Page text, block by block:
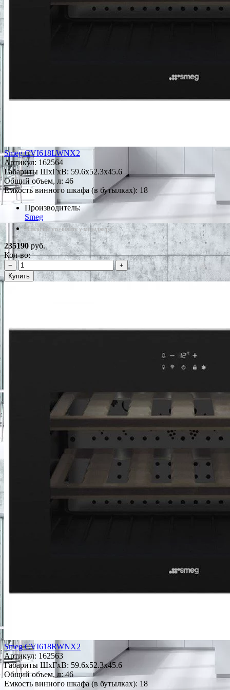
Smeg CVI618LWNX2
Артикул: 162564
Габариты ШxГxВ: 59.6x52.3x45.6
Общий объем, л: 46
Емкость винного шкафа (в бутылках): 18
Производитель:
Smeg
*Наличие уточняйте у менеджера
235190руб.
Кол-во:
−
+
Купить
Smeg CVI618RWNX2
Артикул: 162563
Габариты ШxГxВ: 59.6x52.3x45.6
Общий объем, л: 46
Емкость винного шкафа (в бутылках): 18